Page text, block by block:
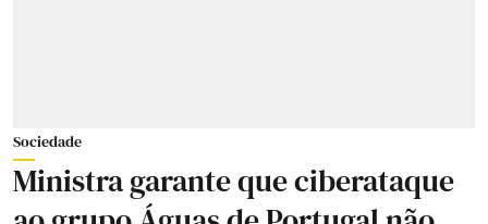
Sociedade
Ministra garante que ciberataque